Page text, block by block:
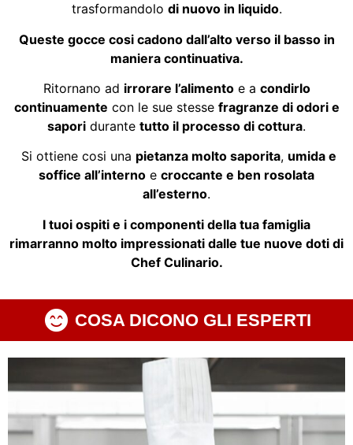
trasformandolo di nuovo in liquido.
Queste gocce cosi cadono dall’alto verso il basso in
maniera continuativa.
Ritornano ad irrorare l’alimentoe a condirlo
continuamente con le sue stesse fragranze di odori e
sapori durante tutto il processo di cottura.
Si ottiene cosi una pietanza molto saporita, umida e
soffice all’interno e croccante e ben rosolata
all’esterno.
I tuoi ospiti e i componenti della tua famiglia
rimarranno molto impressionati dalle tue nuove doti di
Chef Culinario.
COSA DICONO GLI ESPERTI